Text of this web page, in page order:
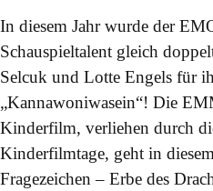
In diesem Jahr wurde der
Schauspieltalent gleich
Selcuk und Lotte Engels für
„Kannawoniwasein“! Die
Kinderfilm, verliehen durch
Kinderfilmtage, geht in
Fragezeichen – Erbe des